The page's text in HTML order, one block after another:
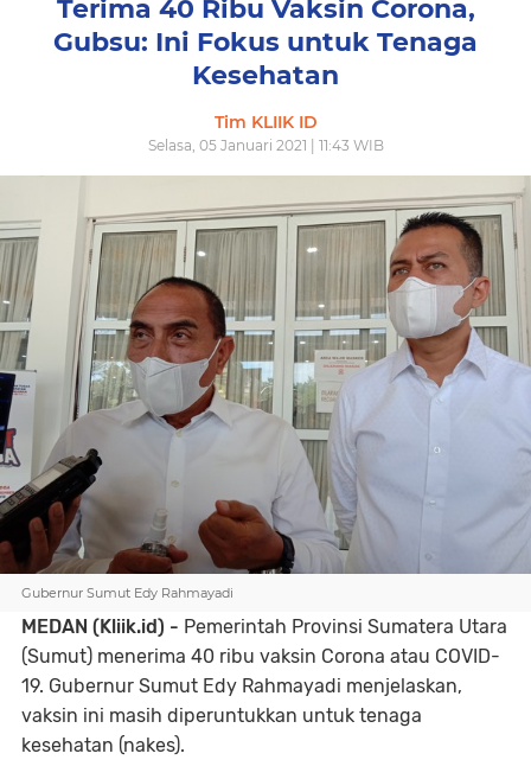
Terima 40 Ribu Vaksin Corona,
Gubsu: Ini Fokus untuk Tenaga
Kesehatan
Tim KLIIK ID
Selasa, 05 Januari 2021 | 11:43 WIB
Gubernur Sumut Edy Rahmayadi
MEDAN (Kliik.id) - Pemerintah Provinsi Sumatera Utara
(Sumut) menerima 40 ribu vaksin Corona atau COVID-
19. Gubernur Sumut Edy Rahmayadi menjelaskan,
vaksin ini masih diperuntukkan untuk tenaga
kesehatan (nakes).